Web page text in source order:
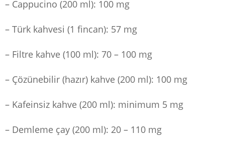
– Cappucino (200 ml): 100 mg
– Türk kahvesi (1 fincan): 57 mg
– Filtre kahve (100 ml): 70 – 100 mg
– Çözünebilir (hazır) kahve (200 ml): 100 mg
– Kafeinsiz kahve (200 ml): minimum 5 mg
– Demleme çay (200 ml): 20 – 110 mg